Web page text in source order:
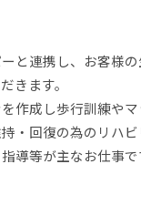
と連携し、お客様
きます。
作成し歩行訓練や
・回復の為のリハ
導等が主なお仕事で